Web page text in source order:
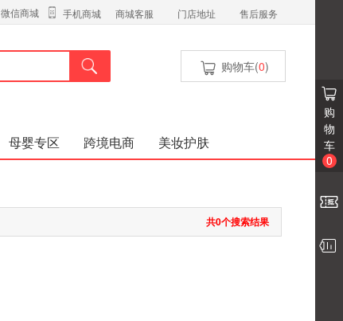
微信商城 手机商城 商城客服 门店地址 售后服务
购物车(0)
母婴专区 跨境电商
美妆护肤
购
物
车
0
共0个搜索结果